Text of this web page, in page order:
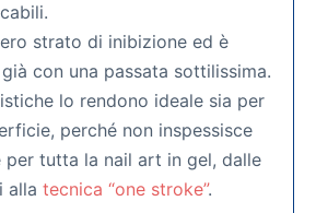
strato di inibizione ed è
con una passata sottilissima.
lo rendono ideale sia per
perché non inspessisce
per tutta la nail art in gel, dalle
alla tecnica “one stroke”.